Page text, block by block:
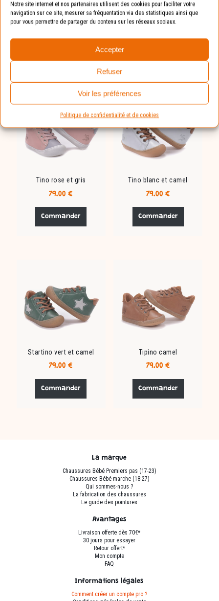
Notre site internet et nos partenaires utilisent des cookies pour faciliter votre
navigation sur ce site, mesurer sa fréquentation via des statistiques ainsi que
pour vous permettre de partager du contenu sur les réseaux sociaux.
Accepter
Refuser
Voir les préférences
Politique de confidentialité et de cookies
adaptée aux pieds de vos enfants.
Vous devriez aimer :
Tino rose et gris
79.00€
Commander
Ce
a
être
choisies
sur
la
produit
Tino blanc et camel
79.00 €
Commander
Ce
a
être
choisies
sur
Startino vert et camel
79.00€
Commander
Ce
a
peuvent
choisies
sur
la
page
du
produit
Tipino camel
79.00 €
Commander
Ce
a
La marque
Chaussures Bébé Premiers pas (17-23)
Chaussures Bébé marche (18-27)
Qui sommes-nous ?
La fabrication des chaussures
Le guide des pointures
Avantages
Livraison offerte dès 70€*
30 jours pour essayer
Retour offert*
Mon compte
FAQ
Informations légales
Comment créer un compte pro ?